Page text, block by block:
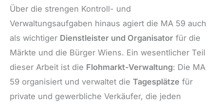
Über die strengen Kontroll- und
Verwaltungsaufgaben hinaus agiert die MA 59 auch
als wichtiger Dienstleister und Organisator für die
Märkte und die Bürger Wiens. Ein wesentlicher Teil
dieser Arbeit ist die Flohmarkt-Verwaltung: Die MA
59 organisiert und verwaltet die Tagesplätze für
private und gewerbliche Verkäufer, die jeden